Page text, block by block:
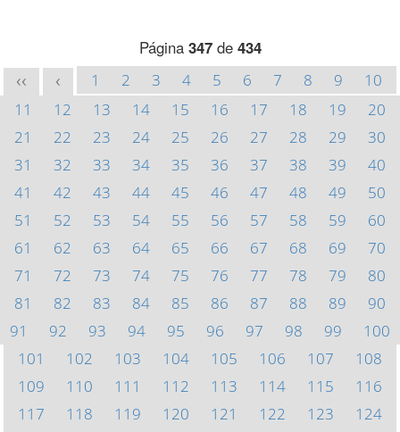
Página 347de 434
<< < 1 2 3 4 5 6 7 8 9
10
11
12 13 14 15 16 17 18 19
20
21
22 23 24 25 26 27 28 29
30
31
32 33 34 35 36 37 38 39
40
41
42 43 44 45 46 47 48 49
50
51
52 53 54 55 56 57 58 59
60
61
62 63 64 65 66 67 68 69
70
71
72 73 74 75 76 77 78 79
80
81
82 83 84 85 86 87 88 89
90
91
92 93 94 95 96 97 98 99
100
101
102 103 104 105 106 107
108
109
110 111 112 113 114 115
116
117
118 119 120 121 122 123
124